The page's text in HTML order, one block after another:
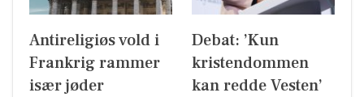
Antireligiøs vold i
Frankrig rammer
især jøder
Debat: ’Kun
kristendommen
kan redde Vesten’